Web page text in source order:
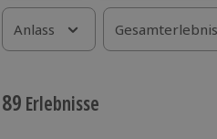
Anlass
89 Erlebnisse